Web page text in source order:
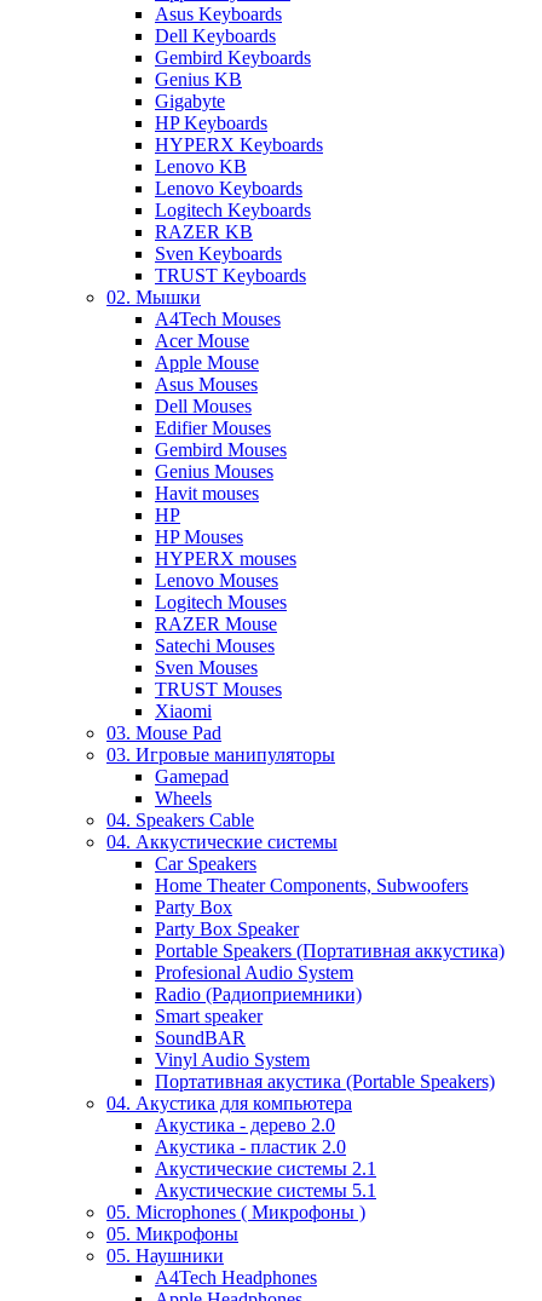
Asus Keyboards
Dell Keyboards
Gembird Keyboards
Genius KB
Gigabyte
HP Keyboards
HYPERX Keyboards
Lenovo KB
Lenovo Keyboards
Logitech Keyboards
RAZER KB
Sven Keyboards
TRUST Keyboards
02. Мышки
A4Tech Mouses
Acer Mouse
Apple Mouse
Asus Mouses
Dell Mouses
Edifier Mouses
Gembird Mouses
Genius Mouses
Havit mouses
HP
HP Mouses
HYPERX mouses
Lenovo Mouses
Logitech Mouses
RAZER Mouse
Satechi Mouses
Sven Mouses
TRUST Mouses
Xiaomi
03. Mouse Pad
03. Игровые манипуляторы
Gamepad
Wheels
04. Speakers Cable
04. Аккустические системы
Car Speakers
Home Theater Components, Subwoofers
Party Box
Party Box Speaker
Portable Speakers (Портативная аккустика)
Profesional Audio System
Radio (Радиоприемники)
Smart speaker
SoundBAR
Vinyl Audio System
Портативная акустика (Portable Speakers)
04. Акустика для компьютера
Акустика - дерево 2.0
Акустика - пластик 2.0
Акустические системы 2.1
Акустические системы 5.1
05. Microphones ( Микрофоны )
05. Микрофоны
05. Наушники
A4Tech Headphones